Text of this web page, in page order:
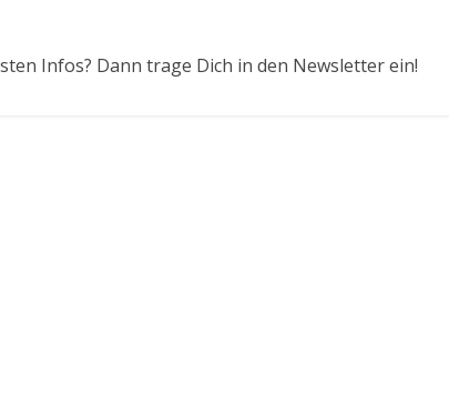
Infos? Dann trage Dich in den Newsletter ein!